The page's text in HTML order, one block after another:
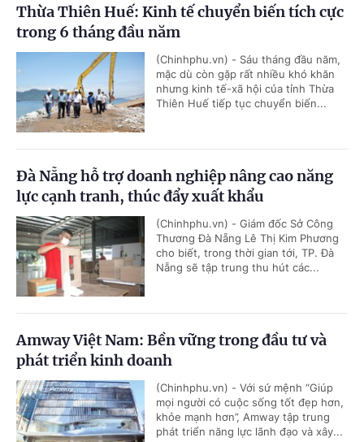
Thừa Thiên Huế: Kinh tế chuyển biến tích cực
trong 6 tháng đầu năm
(Chinhphu.vn) - Sáu tháng đầu năm,
mặc dù còn gặp rất nhiều khó khăn
nhưng kinh tế-xã hội của tỉnh Thừa
Thiên Huế tiếp tục chuyển biến...
Đà Nẵng hỗ trợ doanh nghiệp nâng cao năng
lực cạnh tranh, thúc đẩy xuất khẩu
(Chinhphu.vn) - Giám đốc Sở Công
Thương Đà Nẵng Lê Thị Kim Phương
cho biết, trong thời gian tới, TP. Đà
Nẵng sẽ tập trung thu hút các...
Amway Việt Nam: Bền vững trong đầu tư và
phát triển kinh doanh
(Chinhphu.vn) - Với sứ mệnh “Giúp
mọi người có cuộc sống tốt đẹp hơn,
khỏe mạnh hơn”, Amway tập trung
phát triển năng lực lãnh đạo và xây...